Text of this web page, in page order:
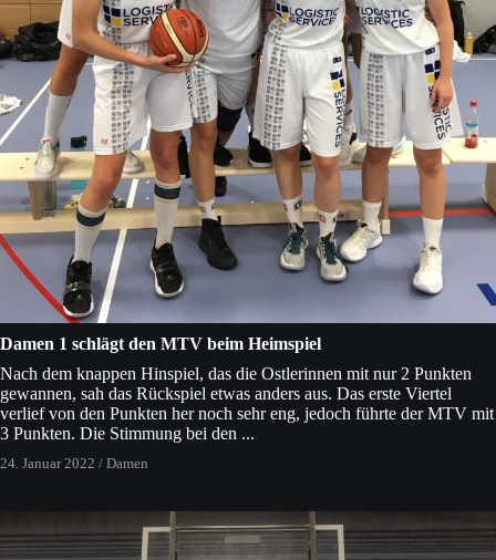
Damen 1 schlägt den MTV beim Heimspiel
Nach dem knappen Hinspiel, das die Ostlerinnen mit nur 2 Punkten
gewannen, sah das Rückspiel etwas anders aus. Das erste Viertel
verlief von den Punkten her noch sehr eng, jedoch führte der MTV mit
3 Punkten. Die Stimmung bei den ...
24. Januar 2022 / Damen